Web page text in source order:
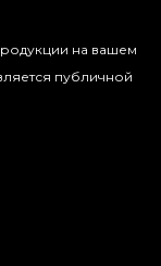
на вашем
публичной